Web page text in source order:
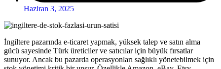
Haziran 3, 2025
İngiltere pazarında e-ticaret yapmak, yüksek talep ve satın alma
gücü sayesinde Türk üreticiler ve satıcılar için büyük fırsatlar
sunuyor. Ancak bu pazarda operasyonları sağlıklı yönetebilmek için